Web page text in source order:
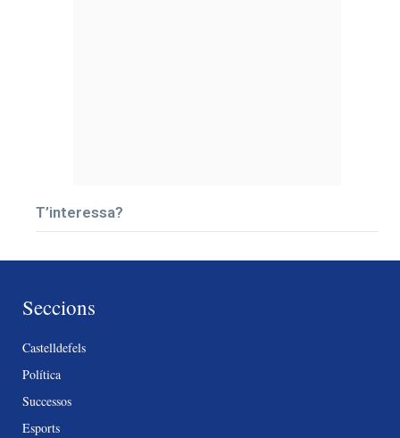
T’interessa?
Seccions
Castelldefels
Política
Successos
Esports